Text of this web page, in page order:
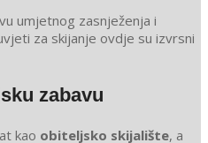
umjetnog zasnježenja i
za skijanje ovdje su izvrsni
zabavu
kao obiteljsko skijalište, a